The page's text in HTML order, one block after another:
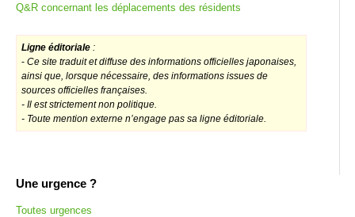
Q&R concernant les déplacements des résidents
Ligne éditoriale :
- Ce site traduit et diffuse des informations officielles japonaises,
ainsi que, lorsque nécessaire, des informations issues de
sources officielles françaises.
- Il est strictement non politique.
- Toute mention externe n’engage pas sa ligne éditoriale.
Une urgence ?
Toutes urgences